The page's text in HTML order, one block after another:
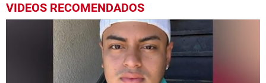
VIDEOS RECOMENDADOS